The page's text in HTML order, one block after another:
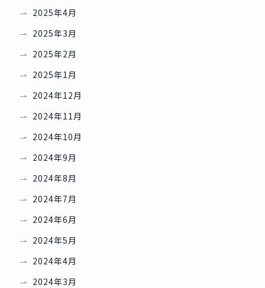
2025年4月
2025年3月
2025年2月
2025年1月
2024年12月
2024年11月
2024年10月
2024年9月
2024年8月
2024年7月
2024年6月
2024年5月
2024年4月
2024年3月